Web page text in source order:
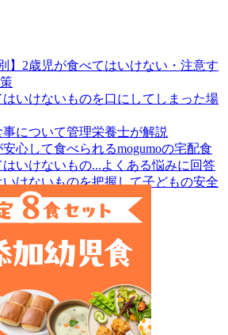
】2歳児が食べてはいけない・注意す
はいけないものを口にしてしまった場
について管理栄養士が解説
心して食べられるmogumoの宅配食
いけないもの...よくある悩みに回答
けないものを把握して子どもの安全